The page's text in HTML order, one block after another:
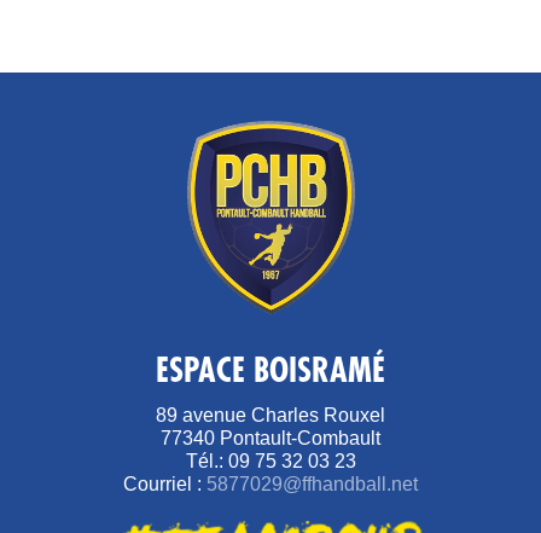
ESPACE BOISRAMÉ
89 avenue Charles Rouxel
77340 Pontault-Combault
Tél.: 09 75 32 03 23
Courriel : 5877029@ffhandball.net